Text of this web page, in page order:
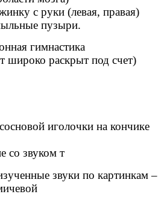
с руки (левая, правая)
пузыри.
гимнастика
широко раскрыт под счет)
иголочки на кончике
со звуком т
звуки по картинкам –